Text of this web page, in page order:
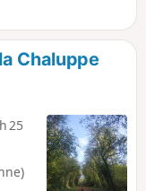
Chaluppe
25